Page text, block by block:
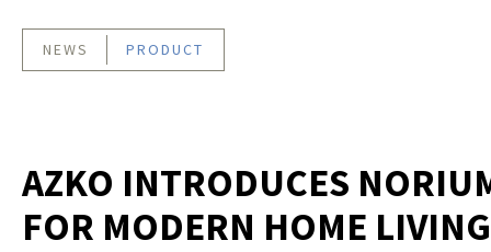
NEWS PRODUCT
AZKO INTRODUCES
FOR MODERN HOME LIVING